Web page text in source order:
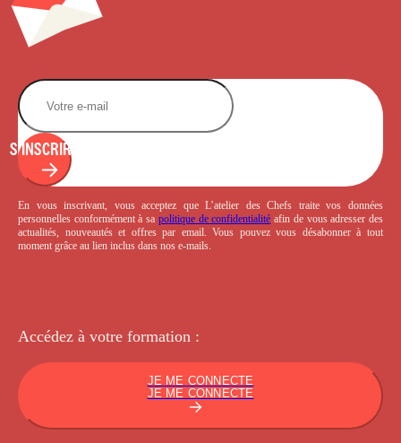
S'INSCRIRE
En vous inscrivant, vous acceptez que L’atelier des Chefs traite vos données
personnelles conformément à sa politique de confidentialité afin de vous adresser des
actualités, nouveautés et offres par email. Vous pouvez vous désabonner à tout
moment grâce au lien inclus dans nos e-mails.
Accédez à votre formation :
JE ME CONNECTE
JE ME CONNECTE